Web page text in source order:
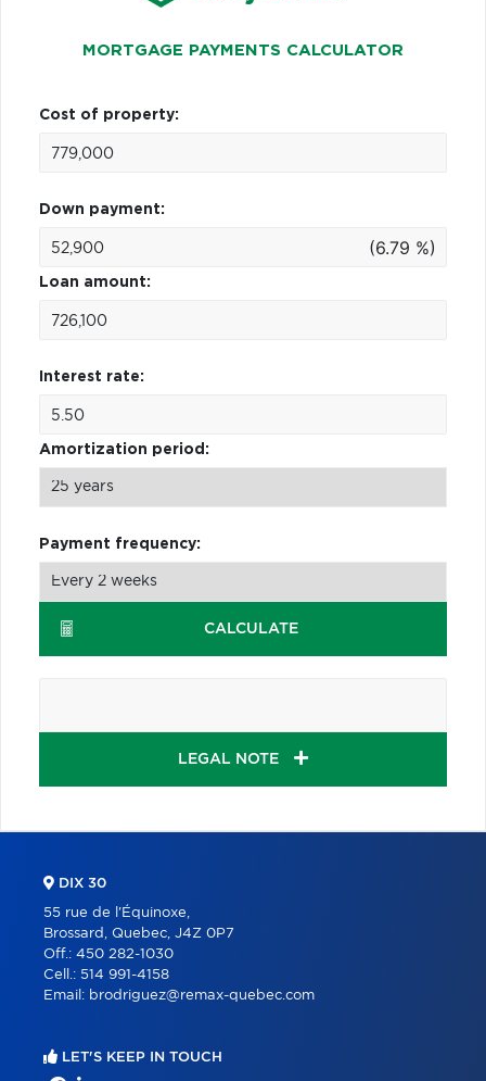
MORTGAGE PAYMENTS CALCULATOR
Cost of property:
Down payment:
(6.79 %)
Loan amount:
Interest rate:
Amortization period:
Payment frequency:
CALCULATE
LEGAL NOTE
DIX 30
55 rue de l'Équinoxe,
Brossard, Quebec, J4Z 0P7
Off.: 450 282-1030
Cell.: 514 991-4158
Email: brodriguez@remax-quebec.com
LET'S KEEP IN TOUCH